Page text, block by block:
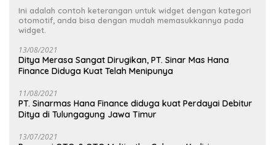
Ini adalah contoh keterangan untuk widget dengan kategori
otomotif, anda bisa dengan mudah memasukkannya pada
widget.
13/08/2021
Ditya Merasa Sangat Dirugikan, PT. Sinar Mas Hana
Finance Diduga Kuat Telah Menipunya
11/08/2021
PT. Sinarmas Hana Finance diduga kuat Perdayai Debitur
Ditya di Tulungagung Jawa Timur
13/07/2021